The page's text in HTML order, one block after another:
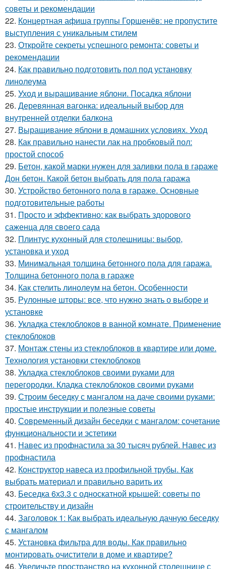
советы и рекомендации
22. Концертная афиша группы Горшенёв: не пропустите
выступления с уникальным стилем
23. Откройте секреты успешного ремонта: советы и
рекомендации
24. Как правильно подготовить пол под установку
линолеума
25. Уход и выращивание яблони. Посадка яблони
26. Деревянная вагонка: идеальный выбор для
внутренней отделки балкона
27. Выращивание яблони в домашних условиях. Уход
28. Как правильно нанести лак на пробковый пол:
простой способ
29. Бетон, какой марки нужен для заливки пола в гараже
Дон бетон. Какой бетон выбрать для пола гаража
30. Устройство бетонного пола в гараже. Основные
подготовительные работы
31. Просто и эффективно: как выбрать здорового
саженца для своего сада
32. Плинтус кухонный для столешницы: выбор,
установка и уход
33. Минимальная толщина бетонного пола для гаража.
Толщина бетонного пола в гараже
34. Как стелить линолеум на бетон. Особенности
35. Рулонные шторы: все, что нужно знать о выборе и
установке
36. Укладка стеклоблоков в ванной комнате. Применение
стеклоблоков
37. Монтаж стены из стеклоблоков в квартире или доме.
Технология установки стеклоблоков
38. Укладка стеклоблоков своими руками для
перегородки. Кладка стеклоблоков своими руками
39. Строим беседку с мангалом на даче своими руками:
простые инструкции и полезные советы
40. Современный дизайн беседки с мангалом: сочетание
функциональности и эстетики
41. Навес из профнастила за 30 тысяч рублей. Навес из
профнастила
42. Конструктор навеса из профильной трубы. Как
выбрать материал и правильно варить их
43. Беседка 6х3.3 с односкатной крышей: советы по
строительству и дизайн
44. Заголовок 1: Как выбрать идеальную дачную беседку
с мангалом
45. Установка фильтра для воды. Как правильно
монтировать очистители в доме и квартире?
46. Увеличьте пространство на кухонной столешнице с